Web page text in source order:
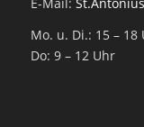
Mo. u. Di.: 15 – 18
Do: 9 – 12 Uhr